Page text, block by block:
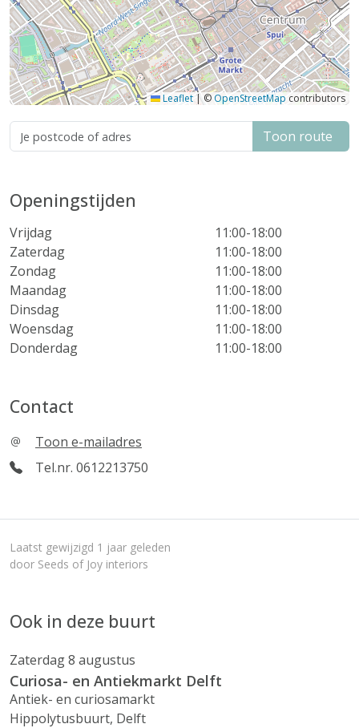
Leaflet |© OpenStreetMap contributors
Toon route
Openingstijden
Vrijdag
11:00-18:00
Zaterdag
11:00-18:00
Zondag
11:00-18:00
Maandag
11:00-18:00
Dinsdag
11:00-18:00
Woensdag
11:00-18:00
Donderdag
11:00-18:00
Contact
Toon e-mailadres
Tel.nr. 0612213750
Laatst gewijzigd 1 jaar geleden
door Seeds of Joy interiors
Ook in deze buurt
Zaterdag 8 augustus
Curiosa- en Antiekmarkt Delft
Antiek- en curiosamarkt
Hippolytusbuurt, Delft